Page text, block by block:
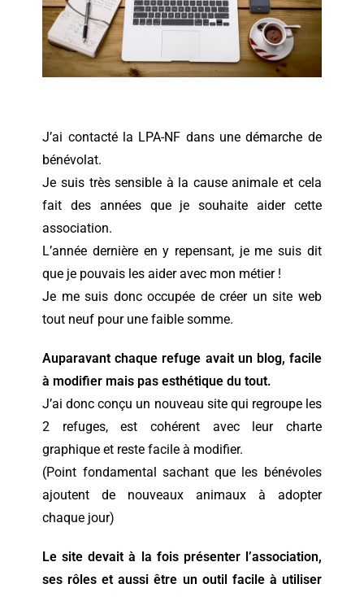
J’ai contacté la LPA-NF dans une démarche de
bénévolat.
Je suis très sensible à la cause animale et cela
fait des années que je souhaite aider cette
association.
L’année dernière en y repensant, je me suis dit
que je pouvais les aider avec mon métier !
Je me suis donc occupée decréer un site web
tout neuf pour une faible somme.
Auparavant chaque refuge avait un blog, facile
à modifier mais pas esthétique du tout.
J’ai donc conçu un nouveau site qui regroupe les
2 refuges, est cohérent avec leur charte
graphique et reste facile à modifier.
(Point fondamental sachant que les bénévoles
ajoutent de nouveaux animaux à adopter
chaque jour)
Le site devait à la fois présenter l’association,
ses rôles et aussi être un outil facile à utiliser